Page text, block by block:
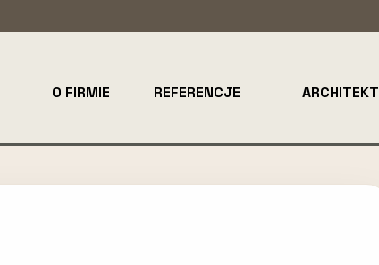
ARCHITEKT
REFERENCJE
O FIRMIE